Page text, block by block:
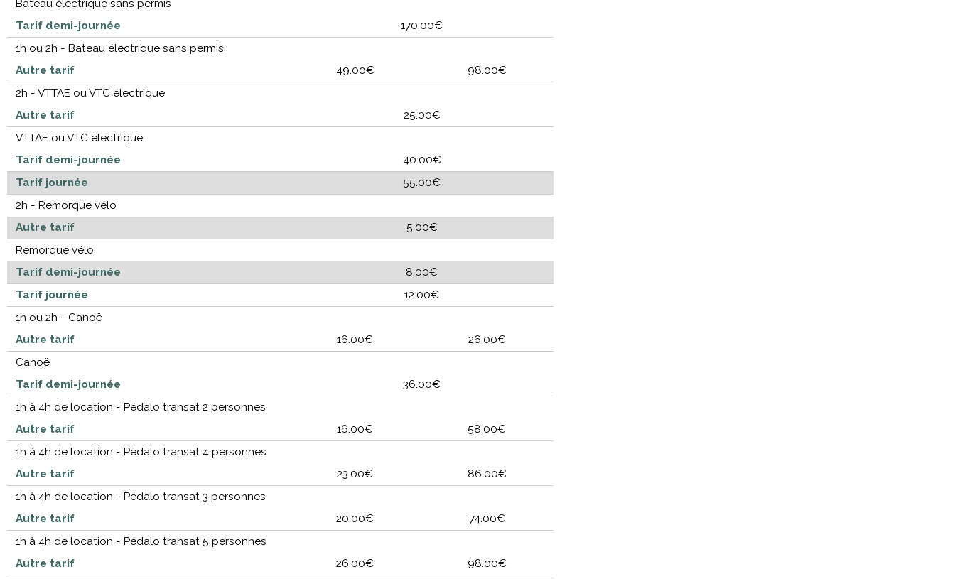
Bateau électrique sans permis
Tarif demi-journée
170.00€
1h ou 2h - Bateau électrique sans permis
Autre tarif
49.00€
98.00€
2h - VTTAE ou VTC électrique
Autre tarif
25.00€
VTTAE ou VTC électrique
Tarif demi-journée
40.00€
Tarif journée
55.00€
2h - Remorque vélo
Autre tarif
5.00€
Remorque vélo
Tarif demi-journée
8.00€
Tarif journée
12.00€
1h ou 2h - Canoë
Autre tarif
16.00€
26.00€
Canoë
Tarif demi-journée
36.00€
1h à 4h de location - Pédalo transat 2 personnes
Autre tarif
16.00€
58.00€
1h à 4h de location - Pédalo transat 4 personnes
Autre tarif
23.00€
86.00€
1h à 4h de location - Pédalo transat 3 personnes
Autre tarif
20.00€
74.00€
1h à 4h de location - Pédalo transat 5 personnes
Autre tarif
26.00€
98.00€